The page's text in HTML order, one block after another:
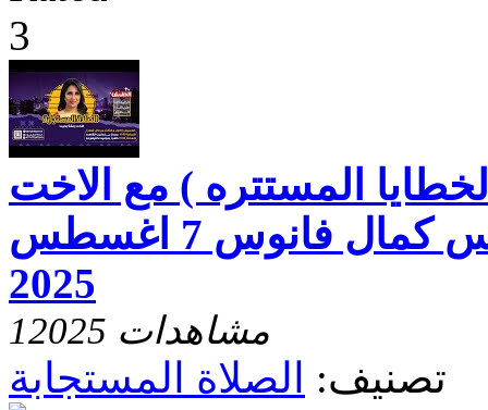
المستتره ) مع الاخت
رفقه بخيت والقس كمال فانوس 7 اغسطس
2025
12025 مشاهدات
تصنيف: الصلاة المستجابة